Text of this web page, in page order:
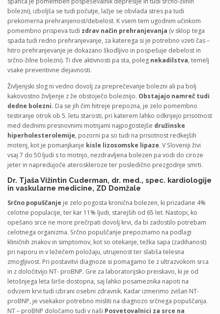
bolezni), izboljša se tudi počutje, lažje se obvlada stres pa tudi
prekomerna prehranjenost/debelost. K vsem tem ugodnim učinkom
pomembno prispeva tudi zdrav način prehranjevanja (v sklop tega
spada tudi redno prehranjevanje, za katerega si je potrebno vzeti čas –
hitro prehranjevanje je dokazano škodljivo in pospešuje debelost in
srčno-žilne bolezni). Ti dve aktivnosti pa sta, poleg nekadilstva, temelj
vsake preventivne dejavnosti.
Življenjski slog ni vedno dovolj za preprečevanje bolezni ali pa bolj
kakovostno življenje z že obstoječo boleznijo. Obstajajo namreč tudi
dedne bolezni. Da se jih čim hitreje prepozna, je zelo pomembno
testiranje otrok ob 5. letu starosti, pri katerem lahko odkrijejo prisotnost
med dednimi presnovnimi motnjami najpogostejše družinske
hiperholesterolemije, pozorni pa so tudi na prisotnost redkejših
motenj, kot je pomanjkanje kisle lizosomske lipaze. V Sloveniji živi
vsaj 7 do 50 ljudi s to motnjo, nezdravljena bolezen pa vodi do ciroze
jeter in napredujoče ateroskleroze ter posledično prezgodnje smrti.
Dr. Tjaša Vižintin Cuderman, dr. med., spec. kardiologije
in vaskularne medicine, ZD Domžale
Srčno popuščanje je zelo pogosta kronična bolezen, ki prizadane 4%
celotne populacije, ter kar 11% ljudi, starejših od 65 let. Nastopi, ko
opešano srce ne more prečrpati dovolj krvi, da bi zadostilo potrebam
celotnega organizma. Srčno popuščanje prepoznamo na podlagi
kliničnih znakov in simptomov, kot so otekanje, težka sapa (zadihanost)
pri naporu in v ležečem položaju, utrujenost ter slabša telesna
zmogljivost. Pri postavitvi diagnoze si pomagamo še z ultrazvokom srca
in z določitvijo NT- proBNP. Gre za laboratorijsko preiskavo, ki je od
letošnjega leta širše dostopna, saj lahko posameznika napoti na
odvzem krvi tudi izbrani osebni zdravnik. Kadar izmerimo zvišan NT-
proBNP, je vsekakor potrebno misliti na diagnozo srčnega popuščanja.
NT – proBNP določamo tudi v naši Posvetovalnici za srce na